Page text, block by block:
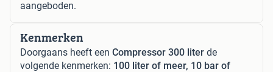
aangeboden.
Kenmerken
Doorgaans heeft een Compressor 300 liter de
volgende kenmerken: 100 liter of meer, 10 bar of